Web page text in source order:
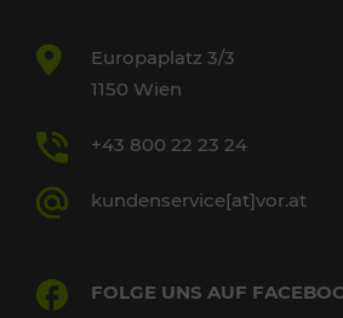
Europaplatz 3/3
1150 Wien
+43 800 22 23 24
kundenservice[at]vor.at
FOLGE UNS AUF